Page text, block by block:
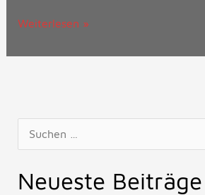
Weiterlesen »
Neueste Beiträge